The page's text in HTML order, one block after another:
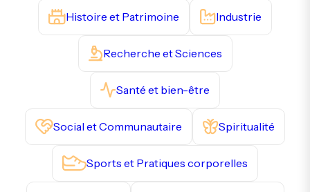
Histoire et Patrimoine Industrie
Recherche et Sciences
Santé et bien-être
Social et Communautaire Spiritualité
Sports et Pratiques corporelles